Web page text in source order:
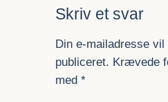
Skriv et svar
Din e-mailadresse
publiceret. Krævede
med *